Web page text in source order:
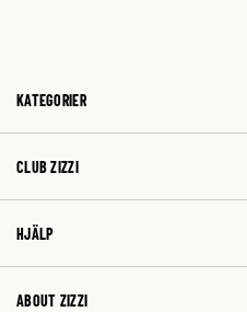
KATEGORIER
CLUB ZIZZI
HJÄLP
ABOUT ZIZZI